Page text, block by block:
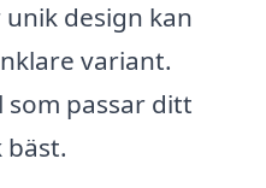
design kan
variant.
som passar ditt
bäst.